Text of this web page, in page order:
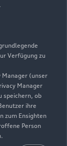
.
Verfügung zu
Manager (unser
Manager
speichern, ob
ihre
zum Ensighten
Person
oben